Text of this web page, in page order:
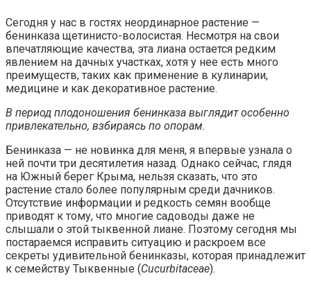
Сегодня у нас в гостях неординарное растение —
бенинказа щетинисто-волосистая. Несмотря на свои
впечатляющие качества, эта лиана остается редким
явлением на дачных участках, хотя у нее есть много
преимуществ, таких как применение в кулинарии,
медицине и как декоративное растение.
В период плодоношения бенинказа выглядит особенно
привлекательно, взбираясь по опорам.
Бенинказа — не новинка для меня, я впервые узнала о
ней почти три десятилетия назад. Однако сейчас, глядя
на Южный берег Крыма, нельзя сказать, что это
растение стало более популярным среди дачников.
Отсутствие информации и редкость семян вообще
приводят к тому, что многие садоводы даже не
слышали о этой тыквенной лиане. Поэтому сегодня мы
постараемся исправить ситуацию и раскроем все
секреты удивительной бенинказы, которая принадлежит
к семейству Тыквенные (Cucurbitaceae).